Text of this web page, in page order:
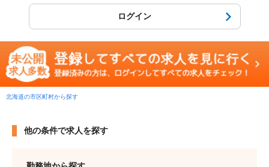
ログイン
北海道の市区町村から探す
他の条件で求人を探す